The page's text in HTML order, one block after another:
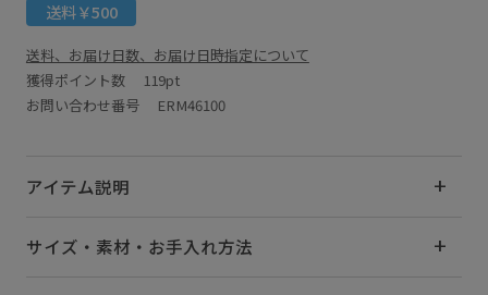
送料￥500
送料、お届け日数、お届け日時指定について
獲得ポイント数
119pt
お問い合わせ番号 ERM46100
アイテム説明
サイズ・素材・お手入れ方法